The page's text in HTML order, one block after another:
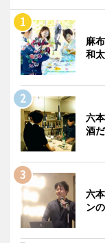
麻
和
六
酒
六
ン